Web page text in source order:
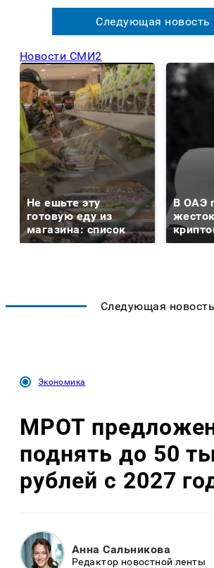
Следующая новость
Новости СМИ2
Не ешьте эту
готовую еду из
магазина: список
В ОАЭ
Следующая новость
Экономика
МРОТ
поднять до 50
рублей с 2027
Анна Сальникова
Редактор новостной ленты